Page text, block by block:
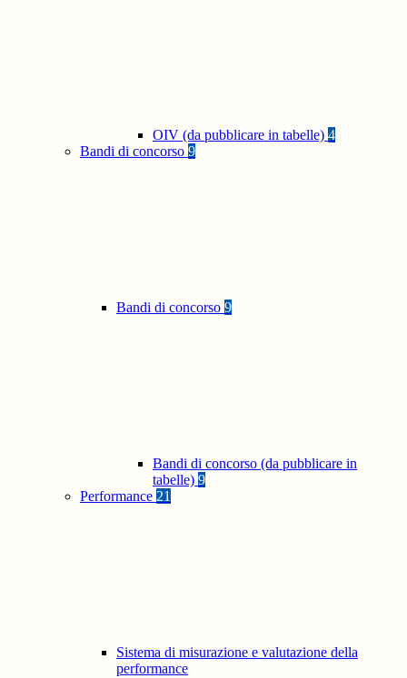
OIV (da pubblicare in tabelle) 4
Bandi di concorso 9
Bandi di concorso 9
Bandi di concorso (da pubblicare in
tabelle) 9
Performance 21
Sistema di misurazione e valutazione della
performance